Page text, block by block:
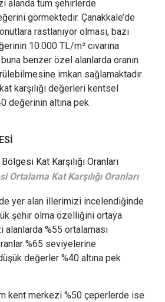
alanda tüm şehirlerde
görmektedir. Çanakkale’de
rastlanıyor olması, bazı
10.000 TL/m² civarına
benzer özel alanlarda oranın
imkan sağlamaktadır.
karşılığı değerleri kentsel
değerinin altına pek
Ortalama Kat Karşılığı Oranları
yer alan illerimizi incelendiğinde
şehir olma özelliğini ortaya
alanlarda %55 ortalaması
%65 seviyelerine
değerler %40 altına pek
kent merkezi %50 çeperlerde ise